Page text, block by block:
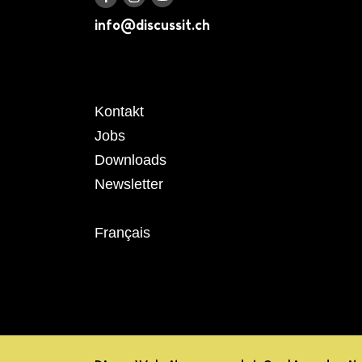
Discuss it auf Facebook
Discuss it auf Instagram
Discuss it auf Youtube
info@discussit.ch
Metanavigation
Kontakt
Jobs
Downloads
Newsletter
Français